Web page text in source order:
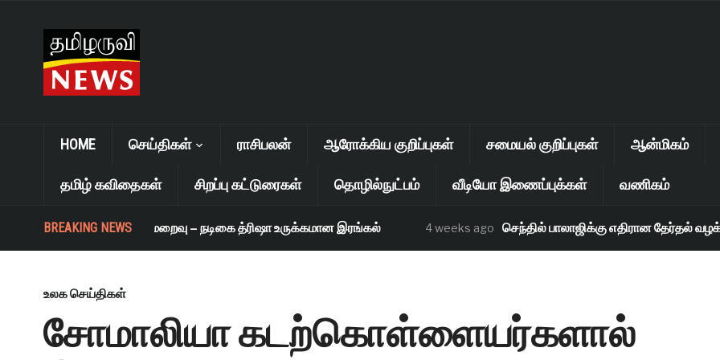
HOME செய்திகள் ராசிபலன் ஆரோக்கிய குறிப்புகள் சமையல் குறிப்புகள் ஆன்மிகம்
தமிழ் கவிதைகள் சிறப்பு கட்டுரைகள் தொழில்நுட்பம் வீடியோ இணைப்புக்கள் வணிகம்
BREAKING NEWS
எஸ். ஜானகி மறைவு – நடிகை த்ரிஷா உருக்கமான இரங்கல் 4 weeks ago செந்தில் பாலாஜிக்கு எதிரான தேர்தல் வழக்கு
உலக செய்திகள்
சோமாலியா கடற்கொள்ளையர்களால்